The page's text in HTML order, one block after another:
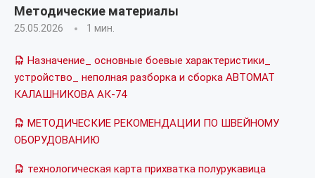
Методические материалы
25.05.2026 1 мин.
Назначение_ основные боевые характеристики_
устройство_ неполная разборка и сборка АВТОМАТ
КАЛАШНИКОВА АК-74
МЕТОДИЧЕСКИЕ РЕКОМЕНДАЦИИ ПО ШВЕЙНОМУ
ОБОРУДОВАНИЮ
технологическая карта прихватка полурукавица